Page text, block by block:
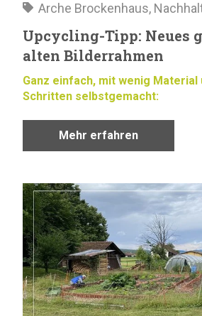
Arche Brockenhaus,
Upcycling-Tipp: Neues
alten Bilderrahmen
Ganz einfach, mit wenig Material
Schritten selbstgemacht:
Mehr erfahren